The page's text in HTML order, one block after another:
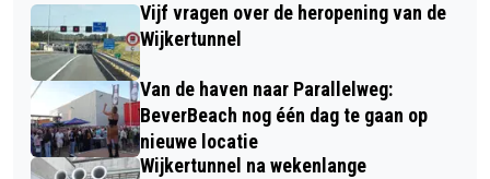
Vijf vragen over de heropening van de
Wijkertunnel
Van de haven naar Parallelweg:
BeverBeach nog één dag te gaan op
nieuwe locatie
Wijkertunnel na wekenlange